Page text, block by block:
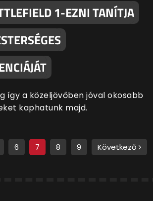
1-EZNI TANÍTJA
így a közeljövőben jóval okosabb
kaphatunk majd.
6 7 8 9 Következő